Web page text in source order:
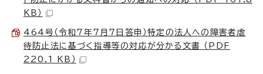
KB）
464号（令和7年7月7日答申）特定の法人への障害者虐
待防止法に基づく指導等の対応が分かる文書 （PDF
220.1 KB）